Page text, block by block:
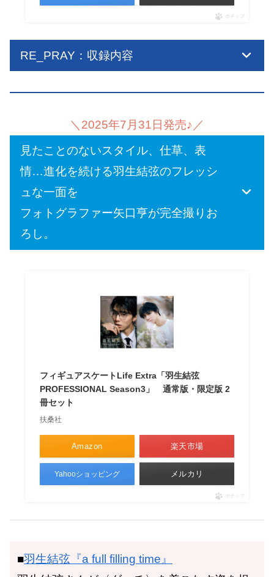
ポチップ
RE_PRAY：収録内容
＼2025年7月31日発売♪／
見たことのないスタイル、仕草、表
情…進化を続ける羽生結弦のフレッシ
ュな一面を
フォトグラファー矢口亨が完全撮りお
ろし。
フィギュアスケートLife Extra「羽生結弦
PROFESSIONAL Season3」 通常版・限定版 2
冊セット
扶桑社
Amazon 楽天市場
Yahooショッピング メルカリ
ポチップ
■羽生結弦『a full filling time』